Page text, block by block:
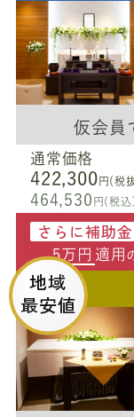
仮会員
通常価格
422,300 円(税
464,530 円(税込
さらに補助金
5万円 適用
地域
最安値